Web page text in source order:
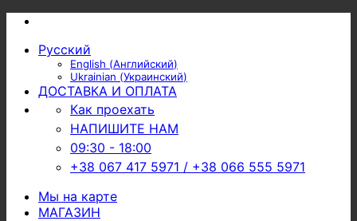
Skip
contentРусский
English (Английский)
Ukrainian (Украинский)
ДОСТАВКА И ОПЛАТА
Как проехать
НАПИШИТЕ НАМ
09:30 - 18:00
+38 067 417 5971 / +38 066 555 5971
Мы на карте
МАГАЗИН